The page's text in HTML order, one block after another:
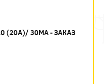
(20А)/ 30МА - ЗАКАЗ